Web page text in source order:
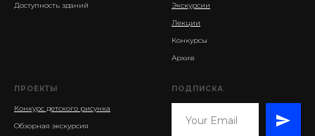
Доступность зданий
Экскурсии
Лекции
Конкурсы
Архив
ПРОЕКТЫ
Конкурс детского рисунка
Обзорная экскурсия
ПОДПИСКА